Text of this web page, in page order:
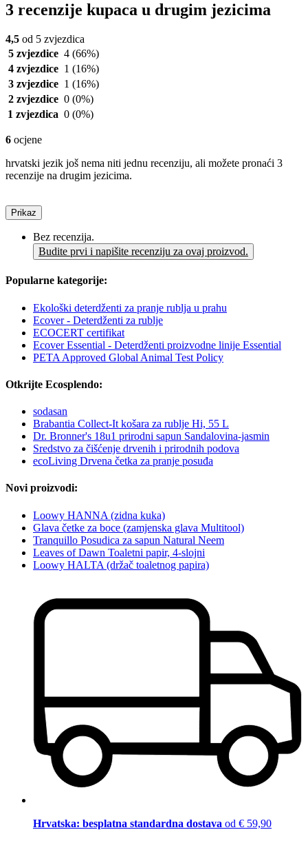
3 recenzije kupaca u drugim jezicima
4,5 od 5 zvjezdica
5 zvjezdice 4 (66%)
4 zvjezdice 1 (16%)
3 zvjezdice 1 (16%)
2 zvjezdice 0 (0%)
1 zvjezdica 0 (0%)
6 ocjene
hrvatski jezik još nema niti jednu recenziju, ali možete pronaći 3
recenzije na drugim jezicima.
Prikaz
Bez recenzija.
Budite prvi i napišite recenziju za ovaj proizvod.
Popularne kategorije:
Ekološki deterdženti za pranje rublja u prahu
Ecover - Deterdženti za rublje
ECOCERT certifikat
Ecover Essential - Deterdženti proizvodne linije Essential
PETA Approved Global Animal Test Policy
Otkrijte Ecosplendo:
sodasan
Brabantia Collect-It košara za rublje Hi, 55 L
Dr. Bronner's 18u1 prirodni sapun Sandalovina-jasmin
Sredstvo za čišćenje drvenih i prirodnih podova
ecoLiving Drvena četka za pranje posuđa
Novi proizvodi:
Loowy HANNA (zidna kuka)
Glava četke za boce (zamjenska glava Multitool)
Tranquillo Posudica za sapun Natural Neem
Leaves of Dawn Toaletni papir, 4-slojni
Loowy HALTA (držač toaletnog papira)
Hrvatska: besplatna standardna dostava od € 59,90